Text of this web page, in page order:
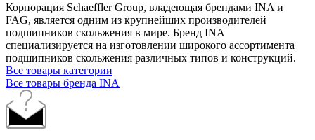
Корпорация Schaeffler Group, владеющая брендами INA и
FAG, является одним из крупнейших производителей
подшипников скольжения в мире. Бренд INA
специализируется на изготовлении широкого ассортимента
подшипников скольжения различных типов и конструкций.
Все товары категории
Все товары бренда INA